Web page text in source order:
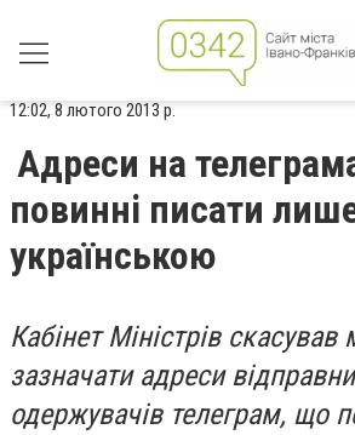
12:02, 8 лютого 2013 р.
Адреси на
повинні писати
українською
Кабінет Міністрів
зазначати адреси
одержувачів телеграм, що